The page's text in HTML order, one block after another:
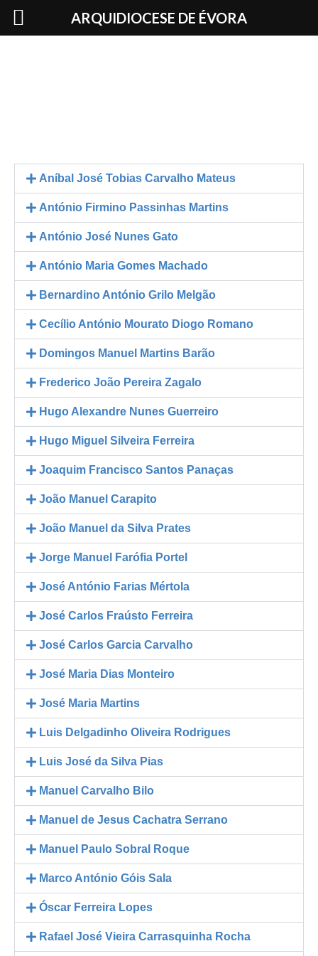
Skip
Aníbal José Tobias Carvalho Mateus
António Firmino Passinhas Martins
António José Nunes Gato
António Maria Gomes Machado
Bernardino António Grilo Melgão
Cecílio António Mourato Diogo Romano
Domingos Manuel Martins Barão
Frederico João Pereira Zagalo
Hugo Alexandre Nunes Guerreiro
Hugo Miguel Silveira Ferreira
Joaquim Francisco Santos Panaças
João Manuel Carapito
João Manuel da Silva Prates
Jorge Manuel Farófia Portel
José António Farias Mértola
José Carlos Fraústo Ferreira
José Carlos Garcia Carvalho
José Maria Dias Monteiro
José Maria Martins
Luis Delgadinho Oliveira Rodrigues
Luis José da Silva Pias
Manuel Carvalho Bilo
Manuel de Jesus Cachatra Serrano
Manuel Paulo Sobral Roque
Marco António Góis Sala
Óscar Ferreira Lopes
Rafael José Vieira Carrasquinha Rocha
ARQUIDIOCESE DE ÉVORA